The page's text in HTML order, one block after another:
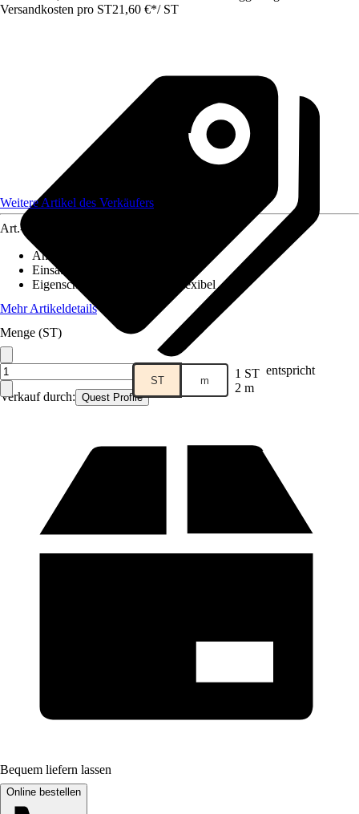
Versandkosten pro ST21,60 €*/ ST
Verkauf durch: Quest Profile
Weitere Artikel des Verkäufers
Art.-Nr.
Anzahl
Einsatzbereich
Eigenschaft
UV-beständig, Flexibel
Mehr Artikeldetails
Menge (ST)
ST m 1 ST entspricht
2 m
Bequem liefern lassen
Online bestellen